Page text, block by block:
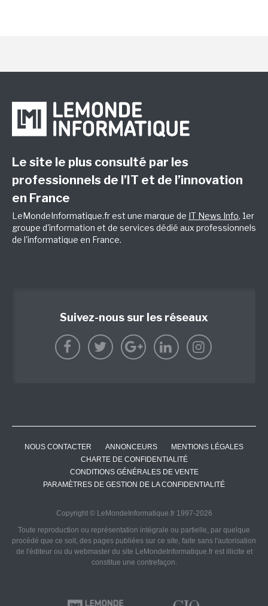
Le site le plus consulté par les
professionnels de l’IT et de l’innovation
en France
LeMondeInformatique.fr est une marque de IT News Info, 1er
groupe d'information et de services dédié aux professionnels
de l'informatique en France.
Suivez-nous sur les réseaux
NOUS CONTACTER ANNONCEURS
MENTIONS LÉGALES
CHARTE DE CONFIDENTIALITÉ
CONDITIONS GÉNÉRALES DE VENTE
PARAMÈTRES DE GESTION DE LA CONFIDENTIALITÉ
Copyright © LeMondeInformatique.fr 1997-2026
Toute reproduction ou représentation intégrale ou partielle, par quelque
procédé que ce soit, des pages publiées sur ce site, faite sans l'autorisation
de l'éditeur ou du webmaster du site LeMondeInformatique.fr est illicite et
constitue une contrefaçon.